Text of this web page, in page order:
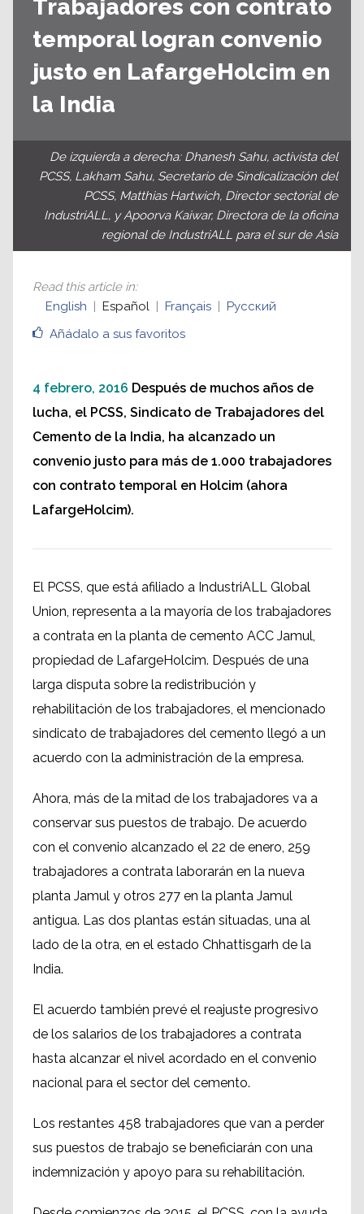
Trabajadores con contrato
temporal logran convenio
justo en LafargeHolcim en
la India
De izquierda a derecha: Dhanesh Sahu, activista del
PCSS, Lakham Sahu, Secretario de Sindicalización del
PCSS, Matthias Hartwich, Director sectorial de
IndustriALL, y Apoorva Kaiwar, Directora de la oficina
regional de IndustriALL para el sur de Asia
Añádalo a sus favoritos
Read this article in:
English
Español Français Русский
4 febrero, 2016 Después de muchos años de
lucha, el PCSS, Sindicato de Trabajadores del
Cemento de la India, ha alcanzado un
convenio justo para más de 1.000 trabajadores
con contrato temporal en Holcim (ahora
LafargeHolcim).
El PCSS, que está afiliado a IndustriALL Global
Union, representa a la mayoría de los trabajadores
a contrata en la planta de cemento ACC Jamul,
propiedad de LafargeHolcim. Después de una
larga disputa sobre la redistribución y
rehabilitación de los trabajadores, el mencionado
sindicato de trabajadores del cemento llegó a un
acuerdo con la administración de la empresa.
Ahora, más de la mitad de los trabajadores va a
conservar sus puestos de trabajo. De acuerdo
con el convenio alcanzado el 22 de enero, 259
trabajadores a contrata laborarán en la nueva
planta Jamul y otros 277 en la planta Jamul
antigua. Las dos plantas están situadas, una al
lado de la otra, en el estado Chhattisgarh de la
India.
El acuerdo también prevé el reajuste progresivo
de los salarios de los trabajadores a contrata
hasta alcanzar el nivel acordado en el convenio
nacional para el sector del cemento.
Los restantes 458 trabajadores que van a perder
sus puestos de trabajo se beneficiarán con una
indemnización y apoyo para su rehabilitación.